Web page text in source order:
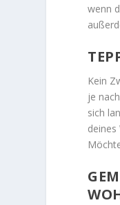
wenn
Kein
je
sich